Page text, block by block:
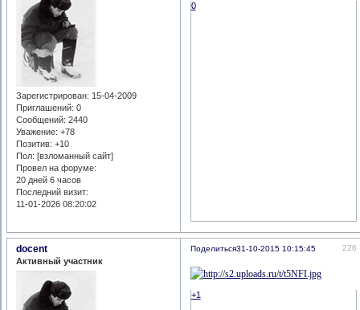
Зарегистрирован: 15-04-2009
Приглашений: 0
Сообщений: 2440
Уважение: +78
Позитив: +10
Пол: [взломанный сайт]
Провел на форуме:
20 дней 6 часов
Последний визит:
11-01-2026 08:20:02
0
Поделиться 226
31-10-2015 10:15:45
docent
Активный участник
+1